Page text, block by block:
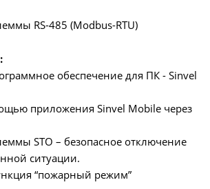
RS-485 (Modbus-RTU)
обеспечение для ПК - Sinvel
приложения Sinvel Mobile через
STO – безопасное отключение
ситуации.
“пожарный режим”